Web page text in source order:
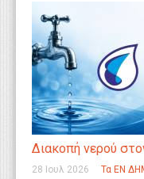
Διακοπή νερού
28 Ιουλ 2026 Τα ΕΝ